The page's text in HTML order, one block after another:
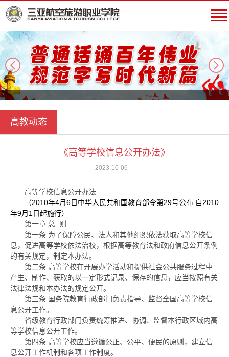
next
高教动态
《高等学校信息公开办法》
2023-10-06
高等学校信息公开办法
（2010年4月6日中华人民共和国教育部令第29号公布 自2010
年9月1日起施行）
第一章 总 则
第一条 为了保障公民、法人和其他组织依法获取高等学校信
息，促进高等学校依法治校，根据高等教育法和政府信息公开条例
的有关规定，制定本办法。
第二条 高等学校在开展办学活动和提供社会公共服务过程中
产生、制作、获取的以一定形式记录、保存的信息，应当按照有关
法律法规和本办法的规定公开。
第三条 国务院教育行政部门负责指导、监督全国高等学校信
息公开工作。
省级教育行政部门负责统筹推进、协调、监督本行政区域内高
等学校信息公开工作。
第四条 高等学校应当遵循公正、公平、便民的原则，建立信
息公开工作机制和各项工作制度。